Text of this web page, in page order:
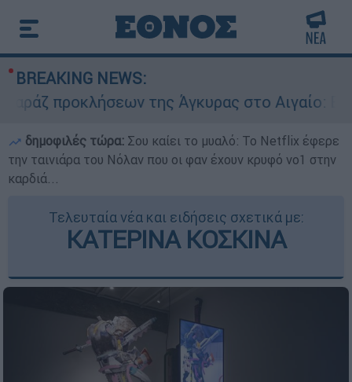
BREAKING NEWS:
της Άγκυρας στο Αιγαίο: Εικονική
δημοφιλές τώρα: Σου καίει το μυαλό: Το Netflix έφερε
την ταινιάρα του Νόλαν που οι φαν έχουν κρυφό νο1 στην
καρδιά...
Τελευταία νέα και ειδήσεις σχετικά με:
ΚΑΤΕΡΙΝΑ ΚΟΣΚΙΝΑ